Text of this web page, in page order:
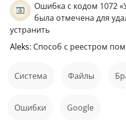
Ошибка с кодом 1072
была отмечена для
устранить
aleks: Способ с реестром
Система файлы
ошибки Google